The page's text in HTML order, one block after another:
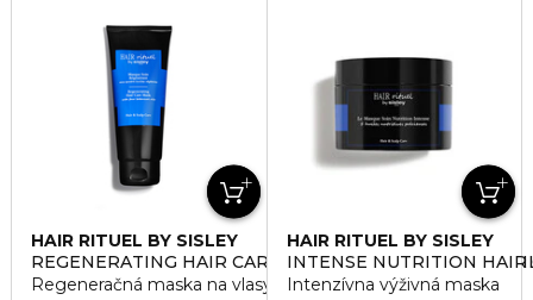
HAIR RITUEL BY SISLEY
REGENERATING HAIR CARE MASK WITH BOTANICAL
Regeneračná maska na vlasy
HAIR RITUEL BY SISLEY
INTENSE NUTRITION HAIR
Intenzívna výživná maska